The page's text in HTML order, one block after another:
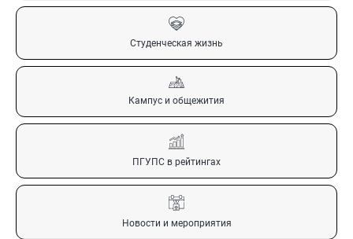
Студенческая жизнь
Кампус и общежития
ПГУПС в рейтингах
Новости и мероприятия